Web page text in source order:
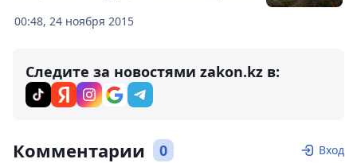
00:48, 24 ноября 2015
Следите за новостями zakon.kz в:
Комментарии 0 Вход